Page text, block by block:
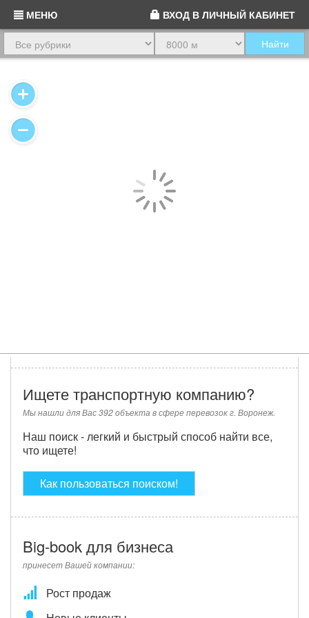
МЕНЮ ВХОД В ЛИЧНЫЙ КАБИНЕТ
Найти
Ищете транспортную компанию?
Мы нашли для Вас 392 объекта в сфере перевозок г. Воронеж.
Наш поиск - легкий и быстрый способ найти все,
что ищете!
Как пользоваться поиском!
Big-book для бизнеса
принесет Вашей компании:
Рост продаж